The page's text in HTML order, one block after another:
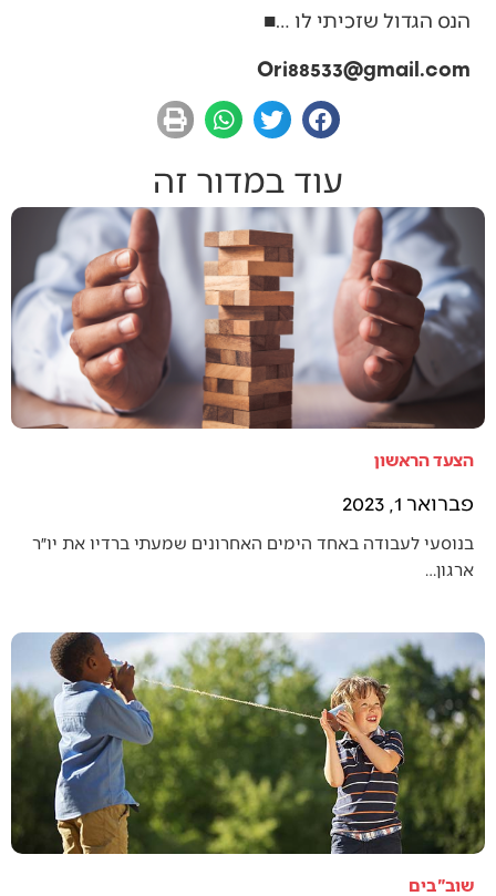
‬הנס‭ ‬הגדול‭ ‬שזכיתי‭ ‬לו‭… ‬■
Ori88533@gmail.com
עוד במדור זה
הצעד הראשון
פברואר 1, 2023
בנוסעי לעבודה באחד הימים האחרונים שמעתי ברדיו את יו״ר
ארגון…
שוב"בים